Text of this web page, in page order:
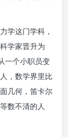
学这门学科，
学家晋升为
一个小职员变
，数学界里比
几何，笛卡尔
数不清的人